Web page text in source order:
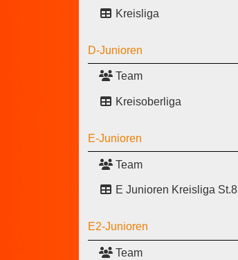
Kreisliga
D-Junioren
Team
Kreisoberliga
E-Junioren
Team
E Junioren Kreisliga St.8
E2-Junioren
Team